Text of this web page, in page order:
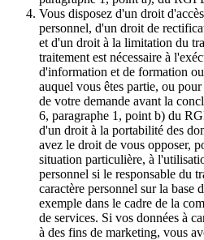
Vous disposez d'un droit
personnel, d'un droit de
et d'un droit à la limitation du
traitement est nécessaire à
d'information et de formation
auquel vous êtes partie, ou
de votre demande avant la
6, paragraphe 1, point b) du
d'un droit à la portabilité des
avez le droit de vous opposer,
situation particulière, à
personnel si le responsable du
caractère personnel sur la base
exemple dans le cadre de la
de services. Si vos données à
à des fins de marketing, vous